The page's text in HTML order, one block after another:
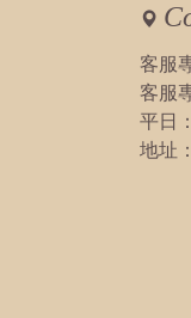
客服
客服
平日
地址